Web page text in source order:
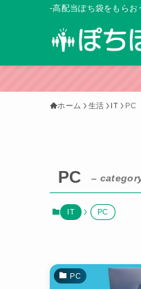
-高配当ぽち袋をもらお
ホーム 生活 IT PC
PC –
IT PC
PC